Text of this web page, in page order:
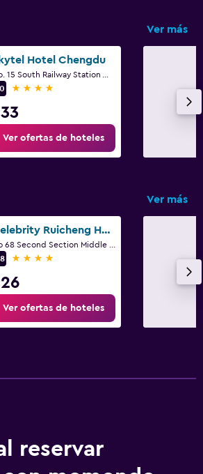
Ver más
Hotel Chengdu
4 estrellas
Ver ofertas de hoteles
Ver más
Celebrity Ruicheng Hotel
4 estrellas
Ver ofertas de hoteles
reservar